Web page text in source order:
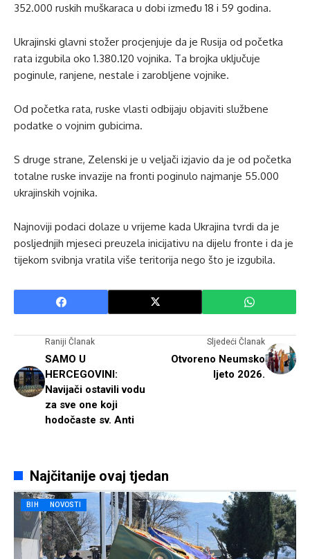
352.000 ruskih muškaraca u dobi između 18 i 59 godina.
Ukrajinski glavni stožer procjenjuje da je Rusija od početka
rata izgubila oko 1.380.120 vojnika. Ta brojka uključuje
poginule, ranjene, nestale i zarobljene vojnike.
Od početka rata, ruske vlasti odbijaju objaviti službene
podatke o vojnim gubicima.
S druge strane, Zelenski je u veljači izjavio da je od početka
totalne ruske invazije na fronti poginulo najmanje 55.000
ukrajinskih vojnika.
Najnoviji podaci dolaze u vrijeme kada Ukrajina tvrdi da je
posljednjih mjeseci preuzela inicijativu na dijelu fronte i da je
tijekom svibnja vratila više teritorija nego što je izgubila.
Raniji Članak
SAMO U
HERCEGOVINI:
Navijači ostavili vodu
za sve one koji
hodočaste sv. Anti
Sljedeći Članak
Otvoreno Neumsko
ljeto 2026.
Najčitanije ovaj tjedan
BIH NOVOSTI